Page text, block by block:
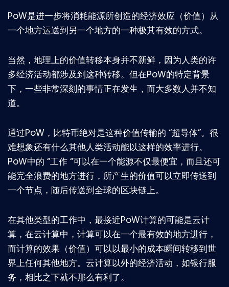
PoW是进一步将消耗能源所创造的经济效应（价值）从
一个地方运送到另一个地方的一种极其有效的方式。
当然，地理上的价值转移本身并不新鲜，因为人类的许
多经济活动都涉及到这种转移。但在PoW的特定背景
下，一些非常深刻的事情正在发生，而大多数人并不知
道。
通过PoW，比特币绝对是这种价值传输的 “超导体”。很
难想象还有什么其他人类活动能以这样的效率进行。
PoW中的 “工作 “可以在一个能源不仅最便宜，而且还可
能完全浪费的地方进行，所产生的价值可以立即传送到
一个节点，随后传送到全球的区块链上。
在其他类型的工作中，最接近PoW计算的可能是云计
算，在云计算中，计算可以在一个最有效的地方进行，
而计算的效果（价值）可以以最小的成本瞬间转移到世
界上任何其他地方。云计算以外的经济活动，如银行服
务，相比之下就不那么有利了。